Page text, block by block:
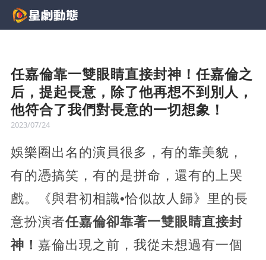
任嘉倫靠一雙眼睛直接封神！任嘉倫之
后，提起長意，除了他再想不到別人，
他符合了我們對長意的一切想象！
2023/07/24
娛樂圈出名的演員很多，有的靠美貌，
有的憑搞笑，有的是拼命，還有的上哭
戲。《與君初相識•恰似故人歸》里的長
意扮演者任嘉倫卻靠著一雙眼睛直接封
神！ 嘉倫出現之前，我從未想過有一個